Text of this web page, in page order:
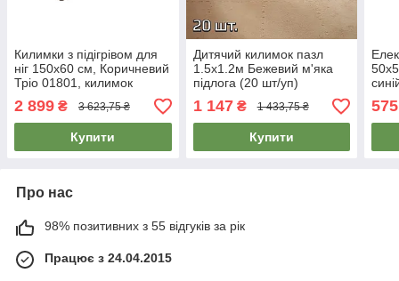
Килимки з підігрівом для
ніг 150х60 см, Коричневий
Тріо 01801, килимок
електричний | коврик с
подогревом
2 899 ₴ 3 623,75 ₴
Купити
Дитячий килимок пазл
1.5х1.2м Бежевий м'яка
підлога (20 шт/уп)
термокилимок для дітей -
каремат пазл у дитячу
1 147₴ 1 433,75 ₴
Купити
|
575
Про нас
98% позитивних з 55 відгуків за рік
Працює з 24.04.2015